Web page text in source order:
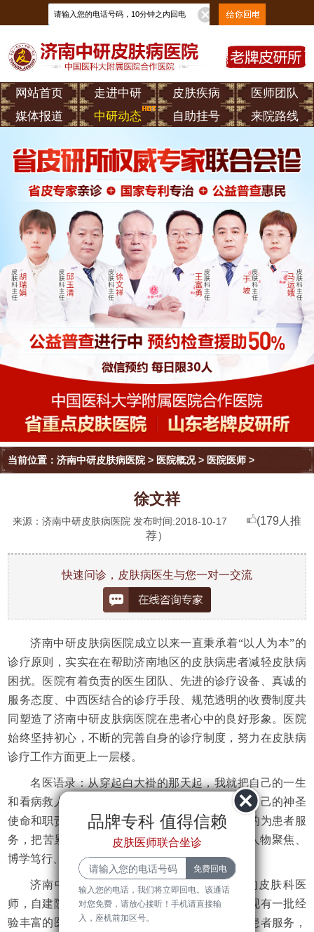
网站首页 走进中研 皮肤疾病
医师团队
媒体报道
中研动态 自助挂号 来院路线
当前位置：济南中研皮肤病医院 > 医院概况> 医院医师 >
徐文祥
来源：济南中研皮肤病医院 发布时间:2018-10-17
(179人推
荐）
快速问诊，皮肤病医生与您一对一交流
济南中研皮肤病医院成立以来一直秉承着“以人为本”的
诊疗原则，实实在在帮助济南地区的皮肤病患者减轻皮肤病
困扰。医院有着负责的医生团队、先进的诊疗设备、真诚的
服务态度、中西医结合的诊疗手段、规范透明的收费制度共
同塑造了济南中研皮肤病医院在患者心中的良好形象。医院
始终坚持初心，不断的完善自身的诊疗制度，努力在皮肤病
诊疗工作方面更上一层楼。
名医语录：从穿起白大褂的那天起，我就把自己的一生
和看病救人紧密联系在一起。作为医生，我不忘自己的神圣
使命和职责，不断提升自己的诊疗水平，全身心的为患者服
务，把苦累怨留给自己，把乐安康送给病人。 1人物聚焦、
博学笃行、精诚救世 医生姓名：徐文...
济南中研皮肤病医院有一批临床经验丰富的皮肤科医
师，自建院以来就专注于各类皮肤疑难病，医院现有一批经
验丰富的医师团队长期坐诊，兢兢业业为皮肤病患者服务，
品牌专科 值得信赖
皮肤医师联合坐诊
输入您的电话，我们将立即回电。该通话
对您免费，请放心接听！手机请直接输
入，座机前加区号。